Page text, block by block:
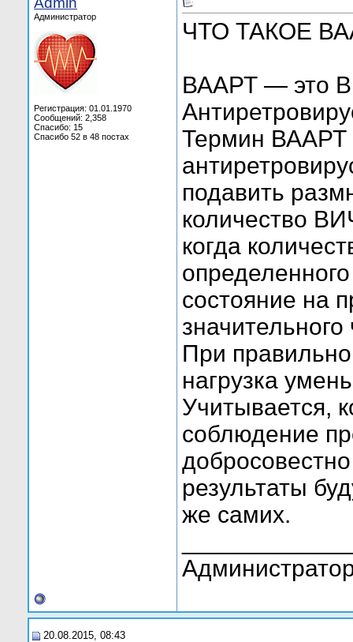
Администратор
Регистрация: 01.01.1970
Сообщений: 2,358
Спасибо: 15
Спасибо 52 в 48 постах
ЧТО ТАКОЕ
ВААРТ — это
Термин ВААРТ
подавить
количество
когда
состояние на
При
нагрузка
Учитывается,
соблюдение
результаты
же самих.
20.08.2015, 08:43